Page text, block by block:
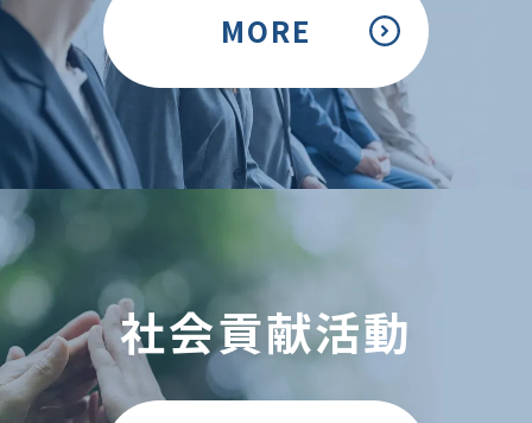
MORE
社会貢献活動